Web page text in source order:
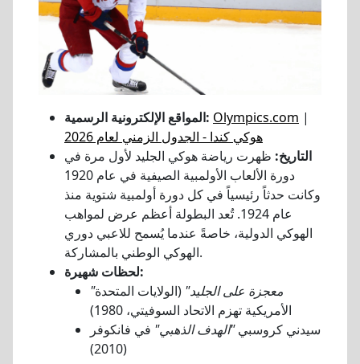
المواقع الإلكترونية الرسمية: Olympics.com |
هوكي كندا - الجدول الزمني لعام 2026
التاريخ: ظهرت رياضة هوكي الجليد لأول مرة في
دورة الألعاب الأولمبية الصيفية في عام 1920
وكانت حدثاً رئيسياً في كل دورة أولمبية شتوية منذ
عام 1924. تُعد البطولة أعظم عرض لمواهب
الهوكي الدولية، خاصةً عندما يُسمح للاعبي دوري
الهوكي الوطني بالمشاركة.
لحظات شهيرة:
"معجزة على الجليد" (الولايات المتحدة
الأمريكية تهزم الاتحاد السوفيتي، 1980)
سيدني كروسبي"الهدف الذهبي" في فانكوفر
(2010)